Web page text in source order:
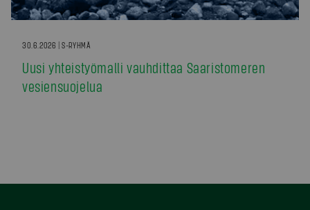
30.6.2026 | S-RYHMÄ
Uusi yhteistyömalli vauhdittaa Saaristomeren
vesiensuojelua